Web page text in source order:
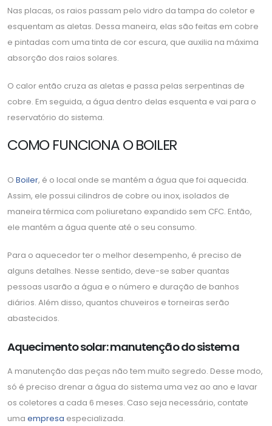
Nas placas, os raios passam pelo vidro da tampa do coletor e
esquentam as aletas. Dessa maneira, elas são feitas em cobre
e pintadas com uma tinta de cor escura, que auxilia na máxima
absorção dos raios solares.
O calor então cruza as aletas e passa pelas serpentinas de
cobre. Em seguida, a água dentro delas esquenta e vai para o
reservatório do sistema.
COMO FUNCIONA O BOILER
O Boiler, é o local onde se mantém a água que foi aquecida.
Assim, ele possui cilindros de cobre ou inox, isolados de
maneira térmica com poliuretano expandido sem CFC. Então,
ele mantém a água quente até o seu consumo.
Para o aquecedor ter o melhor desempenho, é preciso de
alguns detalhes. Nesse sentido, deve-se saber quantas
pessoas usarão a água e o número e duração de banhos
diários. Além disso, quantos chuveiros e torneiras serão
abastecidos.
Aquecimento solar: manutenção do sistema
A manutenção das peças não tem muito segredo. Desse modo,
só é preciso drenar a água do sistema uma vez ao ano e lavar
os coletores a cada 6 meses. Caso seja necessário, contate
uma empresa especializada.